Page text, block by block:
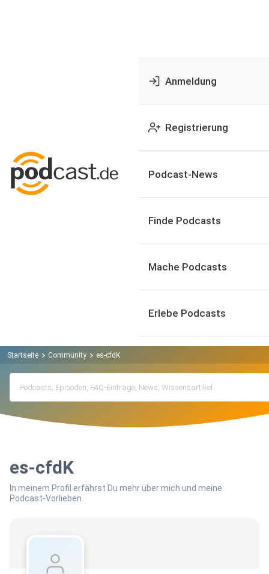
Anmeldung
Registrierung
Podcast-News
Finde Podcasts
Mache Podcasts
Erlebe Podcasts
Startseite Community es-cfdK
es-cfdK
In meinem Profil erfährst Du mehr über mich und meine
Podcast-Vorlieben.